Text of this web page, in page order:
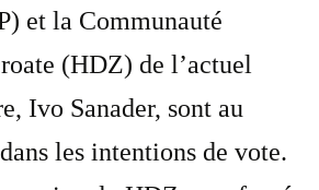
et la Communauté
(HDZ) de l’actuel
Ivo Sanader, sont au
les intentions de vote.